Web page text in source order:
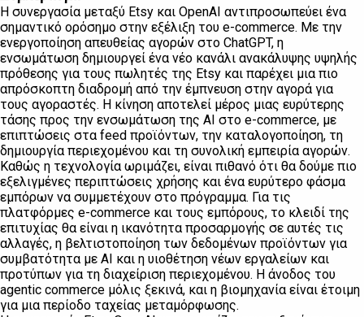
Η συνεργασία μεταξύ Etsy και OpenAI αντιπροσωπεύει ένα
σημαντικό ορόσημο στην εξέλιξη του e-commerce. Με την
ενεργοποίηση απευθείας αγορών στο ChatGPT, η
ενσωμάτωση δημιουργεί ένα νέο κανάλι ανακάλυψης υψηλής
πρόθεσης για τους πωλητές της Etsy και παρέχει μια πιο
απρόσκοπτη διαδρομή από την έμπνευση στην αγορά για
τους αγοραστές. Η κίνηση αποτελεί μέρος μιας ευρύτερης
τάσης προς την ενσωμάτωση της AI στο e-commerce, με
επιπτώσεις στα feed προϊόντων, την καταλογοποίηση, τη
δημιουργία περιεχομένου και τη συνολική εμπειρία αγορών.
Καθώς η τεχνολογία ωριμάζει, είναι πιθανό ότι θα δούμε πιο
εξελιγμένες περιπτώσεις χρήσης και ένα ευρύτερο φάσμα
εμπόρων να συμμετέχουν στο πρόγραμμα. Για τις
πλατφόρμες e-commerce και τους εμπόρους, το κλειδί της
επιτυχίας θα είναι η ικανότητα προσαρμογής σε αυτές τις
αλλαγές, η βελτιστοποίηση των δεδομένων προϊόντων για
συμβατότητα με AI και η υιοθέτηση νέων εργαλείων και
προτύπων για τη διαχείριση περιεχομένου. Η άνοδος του
agentic commerce μόλις ξεκινά, και η βιομηχανία είναι έτοιμη
για μια περίοδο ταχείας μεταμόρφωσης.